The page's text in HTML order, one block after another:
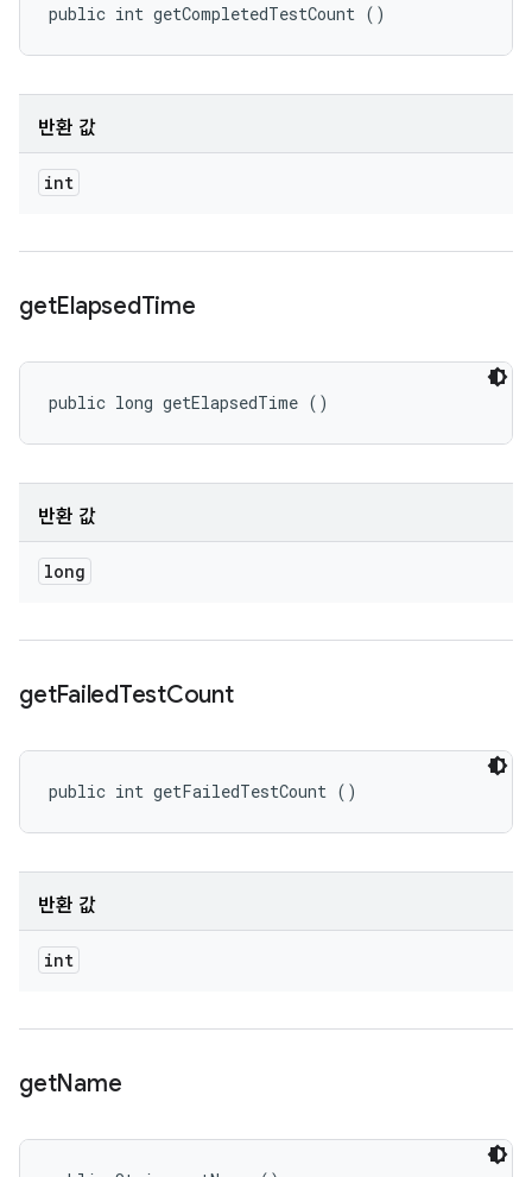
public int getCompletedTestCount ()
반환 값
int
getElapsedTime
public long getElapsedTime ()
반환 값
long
getFailedTestCount
public int getFailedTestCount ()
반환 값
int
getName